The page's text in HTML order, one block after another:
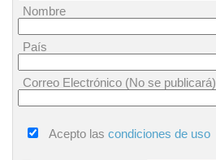
Nombre
País
Correo Electrónico (No se publicará)
Acepto las condiciones de uso